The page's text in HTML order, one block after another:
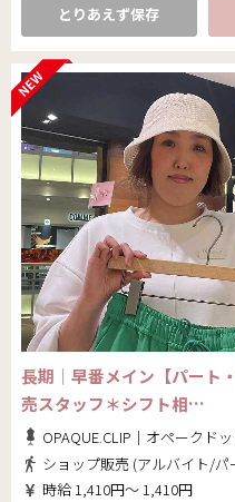
とりあえず保存
長期｜早番メイン【パート
売スタッフ＊シフト相…
OPAQUE.CLIP｜オペークド
ショップ販売 (アルバイト/パ
時給 1,410円～ 1,410円